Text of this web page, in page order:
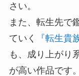
さい。
また、転生先で
ていく
『転生貴
も、成り上がり
が高い作品です